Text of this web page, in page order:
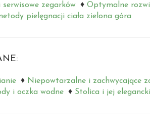
serwisowe zegarków
Optymalne
pielęgnacji ciała zielona góra
Niepowtarzalne i zachwycające
i oczka wodne Stolica i jej